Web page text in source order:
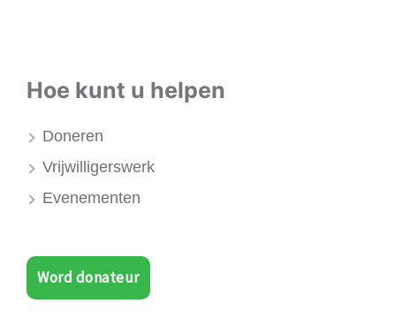
Hoe kunt u helpen
Doneren
Vrijwilligerswerk
Evenementen
Word donateur